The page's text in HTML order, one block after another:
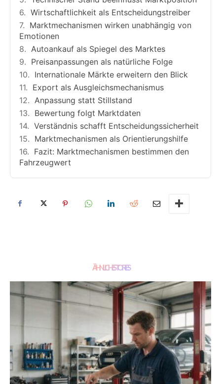
Wirtschaftlichkeit als Entscheidungstreiber
Marktmechanismen wirken unabhängig von
Emotionen
Autoankauf als Spiegel des Marktes
Preisanpassungen als natürliche Folge
Internationale Märkte erweitern den Blick
Export als Ausgleichsmechanismus
Anpassung statt Stillstand
Bewertung folgt Marktdaten
Verständnis schafft Entscheidungssicherheit
Marktmechanismen als Orientierungshilfe
Fazit: Marktmechanismen bestimmen den
Fahrzeugwert
ÄHNLICHE STORIES